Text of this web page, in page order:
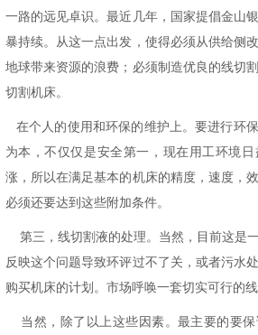
一路的远见卓识。最近几年，国家提倡金山
暴持续。从这一点出发，使得必须从供给侧
地球带来资源的浪费；必须制造优良的线切
切割机床。
在个人的使用和环保的维护上。要进行环
为本，不仅仅是安全第一，现在用工环境
涨，所以在满足基本的机床的精度，速度，
必须还要达到这些附加条件。
第三，线切割液的处理。当然，目前这是
反映这个问题导致环评过不了关，或者污水
购买机床的计划。市场呼唤一套切实可行的线
当然，除了以上这些因素。最主要的要保